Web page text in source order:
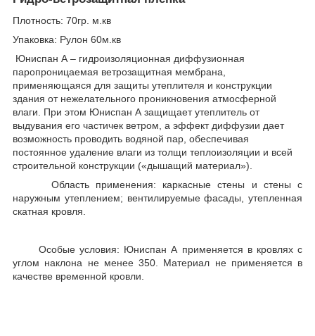
Плотность: 70гр. м.кв
Упаковка: Рулон 60м.кв
Юниспан А – гидроизоляционная диффузионная
паропроницаемая ветрозащитная мембрана,
применяющаяся для защиты утеплителя и конструкции
здания от нежелательного проникновения атмосферной
влаги. При этом Юниспан А защищает утеплитель от
выдувания его частичек ветром, а эффект диффузии дает
возможность проводить водяной пар, обеспечивая
постоянное удаление влаги из толщи теплоизоляции и всей
строительной конструкции («дышащий материал»).
Область применения: каркасные стены и стены с
наружным утеплением; вентилируемые фасады, утепленная
скатная кровля.
Особые условия: Юниспан А применяется в кровлях с
углом наклона не менее 350. Материал не применяется в
качестве временной кровли.